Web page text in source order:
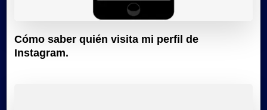
Cómo saber quién visita mi perfil de
Instagram.